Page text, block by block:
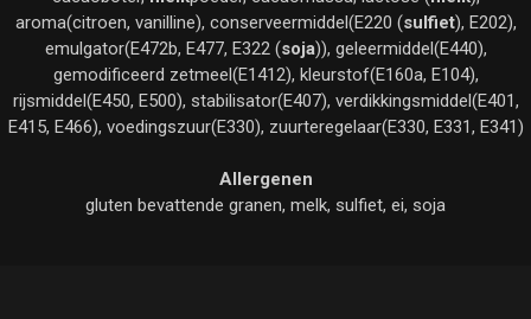
aroma(citroen, vanilline), conserveermiddel(E220 (sulfiet), E202),
emulgator(E472b, E477, E322 (soja)), geleermiddel(E440),
gemodificeerd zetmeel(E1412), kleurstof(E160a, E104),
rijsmiddel(E450, E500), stabilisator(E407), verdikkingsmiddel(E401,
E415, E466), voedingszuur(E330), zuurteregelaar(E330, E331, E341)
Allergenen
gluten bevattende granen, melk, sulfiet, ei, soja